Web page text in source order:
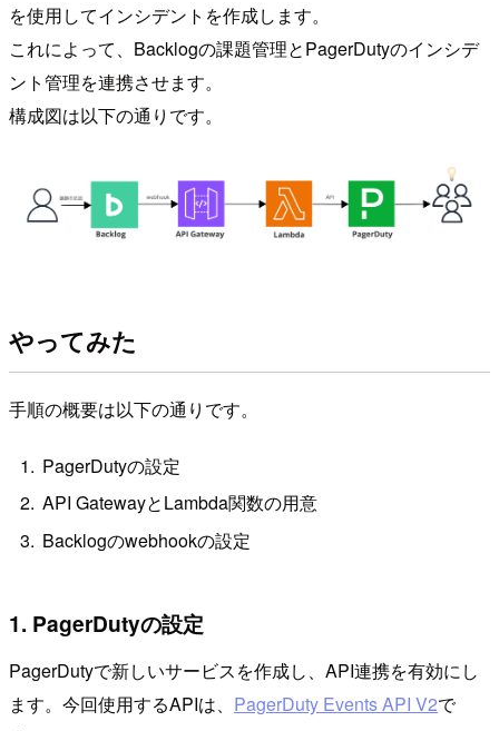
を使用してインシデントを作成します。
これによって、Backlogの課題管理とPagerDutyのインシデ
ント管理を連携させます。
構成図は以下の通りです。
やってみた
手順の概要は以下の通りです。
PagerDutyの設定
API GatewayとLambda関数の用意
Backlogのwebhookの設定
1. PagerDutyの設定
PagerDutyで新しいサービスを作成し、API連携を有効にし
ます。今回使用するAPIは、 PagerDuty Events API V2で